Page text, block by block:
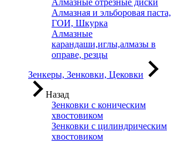
Алмазные отрезные диски
Алмазная и эльборовая паста,
ГОИ, Шкурка
Алмазные
карандаши,иглы,алмазы в
оправе, резцы
Зенкеры, Зенковки, Цековки
Назад
Зенковки с коническим
хвостовиком
Зенковки с цилиндрическим
хвостовиком